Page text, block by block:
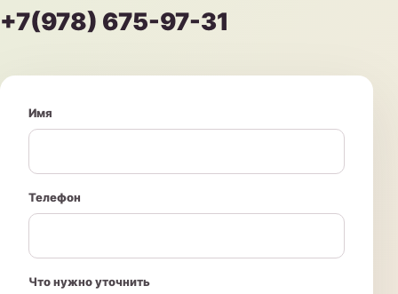
+7(978) 675-97-31
Имя
Телефон
Что нужно уточнить